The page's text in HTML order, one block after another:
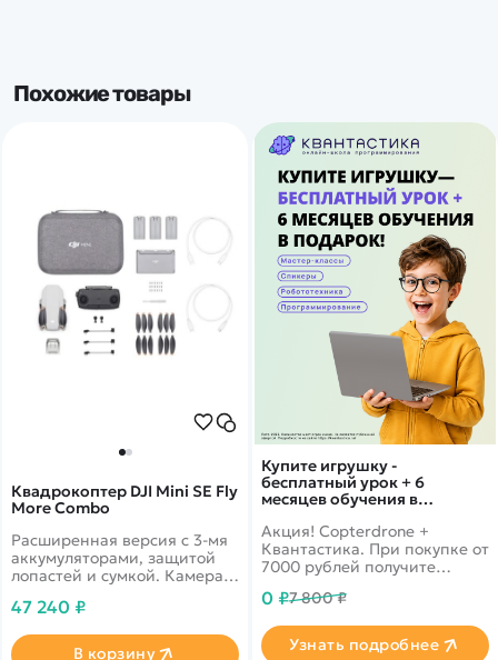
Похожие товары
Купите игрушку -
бесплатный урок + 6
месяцев обучения в
Акция! Copterdrone +
Квантастика. При покупке от
7000 рублей получите
нашего партнера
0 ₽7 800 ₽
Узнать подробнее
Квадрокоптер DJI Mini SE Fly
More Combo
Расширенная версия с 3-мя
аккумуляторами, защитой
лопастей и сумкой. Камера
фактором. Дальность полета
47 240 ₽
В корзину